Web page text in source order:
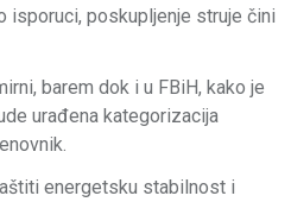
isporuci, poskupljenje struje čini
barem dok i u FBiH, kako je
urađena kategorizacija
energetsku stabilnost i